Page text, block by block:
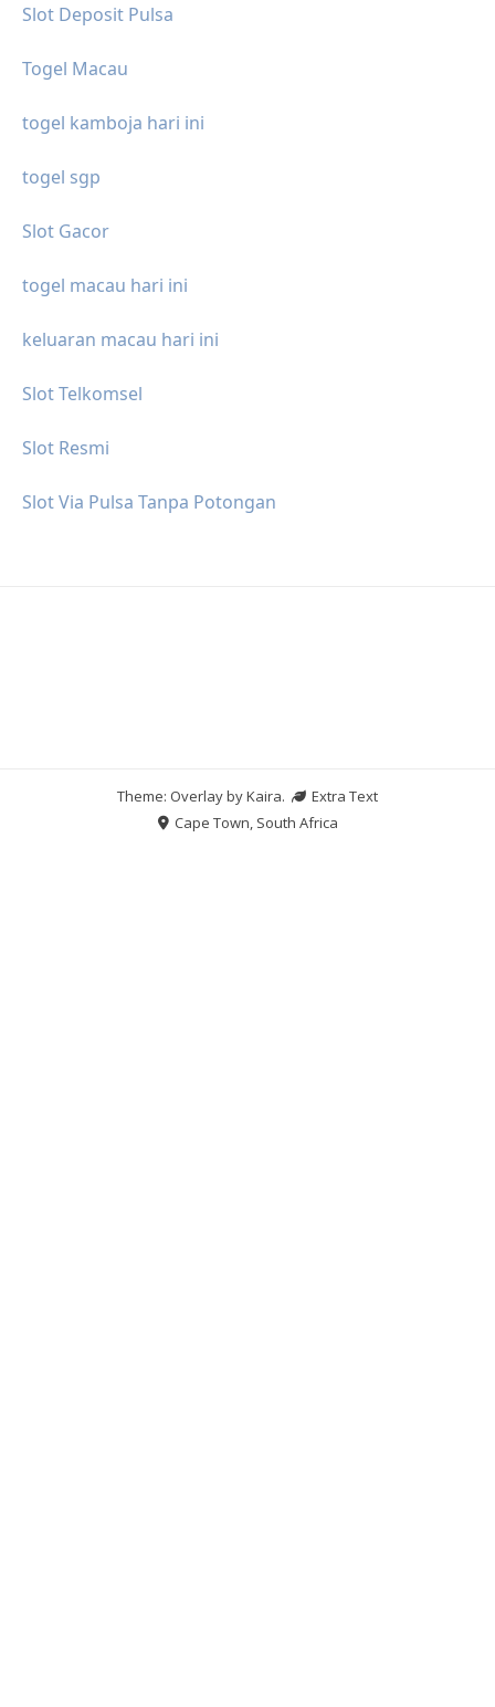
Slot Deposit Pulsa
Togel Macau
togel kamboja hari ini
togel sgp
Slot Gacor
togel macau hari ini
keluaran macau hari ini
Slot Telkomsel
Slot Resmi
Slot Via Pulsa Tanpa Potongan
Theme: Overlay byKaira.
Extra Text
Cape Town, South Africa